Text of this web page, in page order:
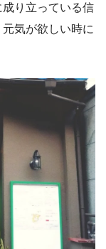
成り立っている信
気が欲しい時に